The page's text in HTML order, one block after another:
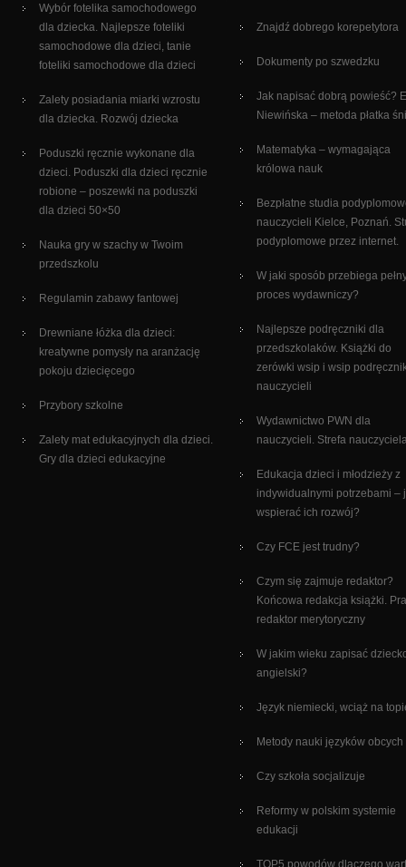
Wybór fotelika samochodowego
dla dziecka. Najlepsze foteliki
samochodowe dla dzieci, tanie
foteliki samochodowe dla dzieci
Zalety posiadania miarki wzrostu
dla dziecka. Rozwój dziecka
Poduszki ręcznie wykonane dla
dzieci. Poduszki dla dzieci ręcznie
robione – poszewki na poduszki
dla dzieci 50×50
Nauka gry w szachy w Twoim
przedszkolu
Regulamin zabawy fantowej
Drewniane łóżka dla dzieci:
kreatywne pomysły na aranżację
pokoju dziecięcego
Przybory szkolne
Zalety mat edukacyjnych dla dzieci.
Gry dla dzieci edukacyjne
Znajdź dobrego korepetytora
Dokumenty po szwedzku
Jak napisać dobrą powieść?
Niewińska – metoda płatka
Matematyka – wymagająca
królowa nauk
Bezpłatne studia
nauczycieli Kielce, Poznań.
podyplomowe przez internet.
W jaki sposób przebiega
proces wydawniczy?
Najlepsze podręczniki dla
przedszkolaków. Książki do
zerówki wsip i wsip
nauczycieli
Wydawnictwo PWN dla
nauczycieli. Strefa
Edukacja dzieci i młodzieży z
indywidualnymi potrzebami –
wspierać ich rozwój?
Czy FCE jest trudny?
Czym się zajmuje redaktor?
Końcowa redakcja książki.
redaktor merytoryczny
W jakim wieku zapisać
angielski?
Język niemiecki, wciąż na
Metody nauki języków obcych
Czy szkoła socjalizuje
Reformy w polskim systemie
edukacji
TOP5 powodów dlaczego